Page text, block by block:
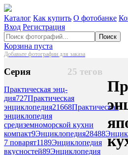
Каталог Как купить О фотобанке
Вход Регистрация
Поиск
Корзина пуста
Добавьте фотографии для заказа
25 тегов
Серия
Практическая энц-
дия727Практическая
энциклопедия21668Практическая
энциклопедия
средиземноморской кухни
компакт9Энциклопедия28488
7 поварят1189Энциклопедия
вкусностей89Энциклопедия